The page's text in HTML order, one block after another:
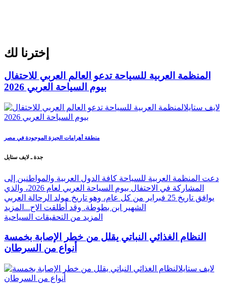
إخترنا لك
المنظمة العربية للسياحة تدعو العالم العربي للاحتفال
بيوم السياحة العربي 2026
منطقة أهرامات الجيزة الموجودة في مصر
جدة ـ لايف ستايل
دعت المنظمة العربية للسياحة كافة الدول العربية والمواطنين إلى
المشاركة في الاحتفال بيوم السياحة العربي لعام 2026، والذي
يوافق تاريخ 25 فبراير من كل عام، وهو تاريخ مولد الرحالة العربي
الشهير ابن بطوطة. وقد أُطلقت الاح... المزيد
المزيد من التحقيقات السياحية
النظام الغذائي النباتي يقلل من خطر الإصابة بخمسة
أنواع من السرطان